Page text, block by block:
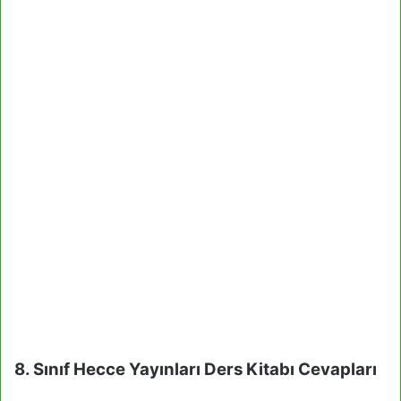
8. Sınıf Hecce Yayınları Ders Kitabı Cevapları